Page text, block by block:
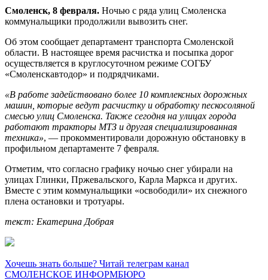
Смоленск, 8 февраля. Ночью с ряда улиц Смоленска
коммунальщики продолжили вывозить снег.
Об этом сообщает департамент транспорта Смоленской
области. В настоящее время расчистка и посыпка дорог
осуществляется в круглосуточном режиме СОГБУ
«Смоленскавтодор» и подрядчиками.
«В работе задействовано более 10 комплексных дорожных
машин, которые ведут расчистку и обработку пескосоляной
смесью улиц Смоленска. Также сегодня на улицах города
работают тракторы МТЗ и другая специализированная
техника», — прокомментировали дорожную обстановку в
профильном департаменте 7 февраля.
Отметим, что согласно графику ночью снег убирали на
улицах Глинки, Пржевальского, Карла Маркса и других.
Вместе с этим коммунальщики «освободили» их снежного
плена остановки и тротуары.
текст: Екатерина Добрая
Хочешь знать больше? Читай телеграм канал
СМОЛЕНСКОЕ ИНФОРМБЮРО